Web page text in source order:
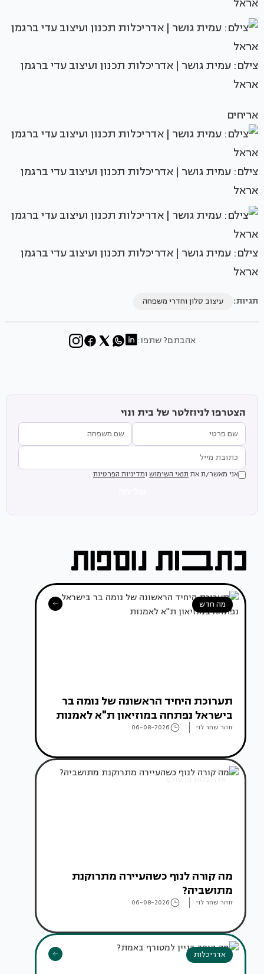
צילם: עמית גושר | אדריכלות תכנון ועיצוב עדי ברגמן
אראל
אריחים
צילם: עמית גושר | אדריכלות תכנון ועיצוב עדי ברגמן
אראל
צילם: עמית גושר | אדריכלות תכנון ועיצוב עדי ברגמן
אראל
תגיות: עיצוב סלון וחדרי משפחה
אהבתם? שתפו:
הצטרפו לניוזלטר של בית ונוי
אני מאשר/ת את תנאי השימוש ומדיניות הפרטיות
מה חדש
תערוכת היחיד הראשונה של נומה בר
בישראל נפתחה במוזיאון ת"א לאמנות
זוהר שחר לוי 06-08-2026
אדריכלות מהעולם
מה קורה לנוף כשהעיירה מתרוקנת
מתושביה?
זוהר שחר לוי 06-08-2026
אדריכלות